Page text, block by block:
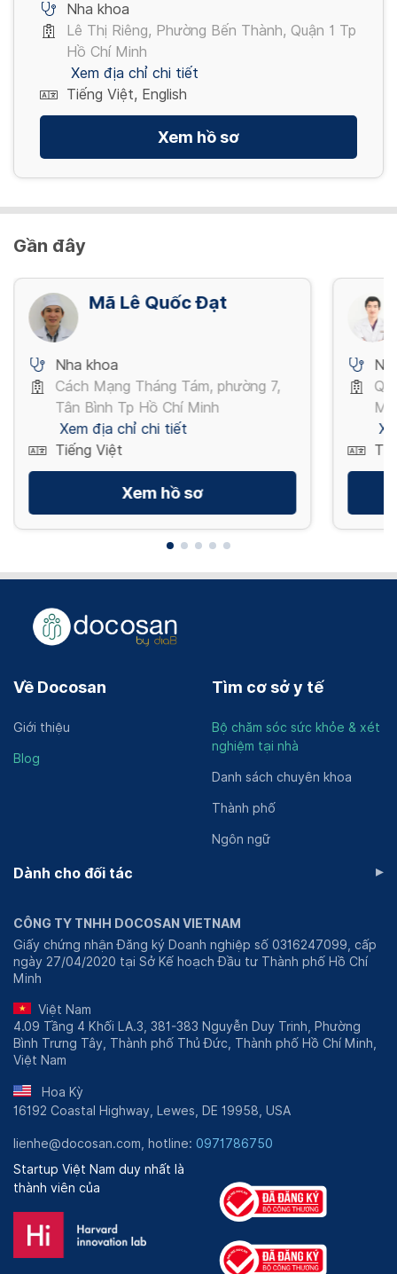
Xem thêm
Nha khoa
Lê Thị Riêng, Phường Bến Thành, Quận 1 Tp
Hồ Chí Minh
Xem địa chỉ chi tiết
Tiếng Việt, English
Xem hồ sơ
Gần đây
Mã Lê Quốc Đạt
Nha khoa
Cách Mạng Tháng Tám, phường 7,
Tân Bình Tp Hồ Chí Minh
Xem địa chỉ chi tiết
Tiếng Việt
Xem hồ sơ
Về Docosan
Giới thiệu
Blog
Tìm cơ sở y tế
Bộ chăm sóc sức khỏe & xét
nghiệm tại nhà
Danh sách chuyên khoa
Thành phố
Ngôn ngữ
Dành cho đối tác ▸
CÔNG TY TNHH DOCOSAN VIETNAM
Giấy chứng nhận Đăng ký Doanh nghiệp số 0316247099, cấp
ngày 27/04/2020 tại Sở Kế hoạch Đầu tư Thành phố Hồ Chí
Minh
Việt Nam
4.09 Tầng 4 Khối LA.3, 381-383 Nguyễn Duy Trinh, Phường
Bình Trưng Tây, Thành phố Thủ Đức, Thành phố Hồ Chí Minh,
Việt Nam
Hoa Kỳ
16192 Coastal Highway, Lewes, DE 19958, USA
lienhe@docosan.com, hotline: 0971786750
Startup Việt Nam duy nhất là
thành viên của